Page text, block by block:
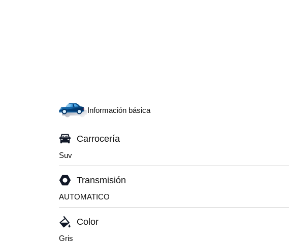
Información básica
Carrocería
Suv
Transmisión
AUTOMATICO
Color
Gris